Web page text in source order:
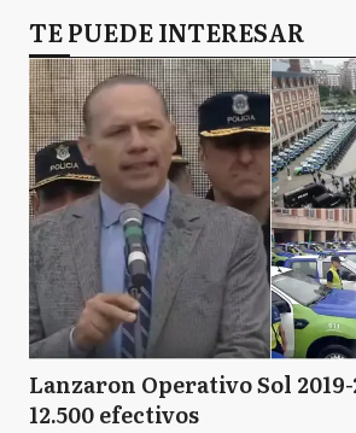
TE PUEDE INTERESAR
Lanzaron Operativo Sol
12.500 efectivos